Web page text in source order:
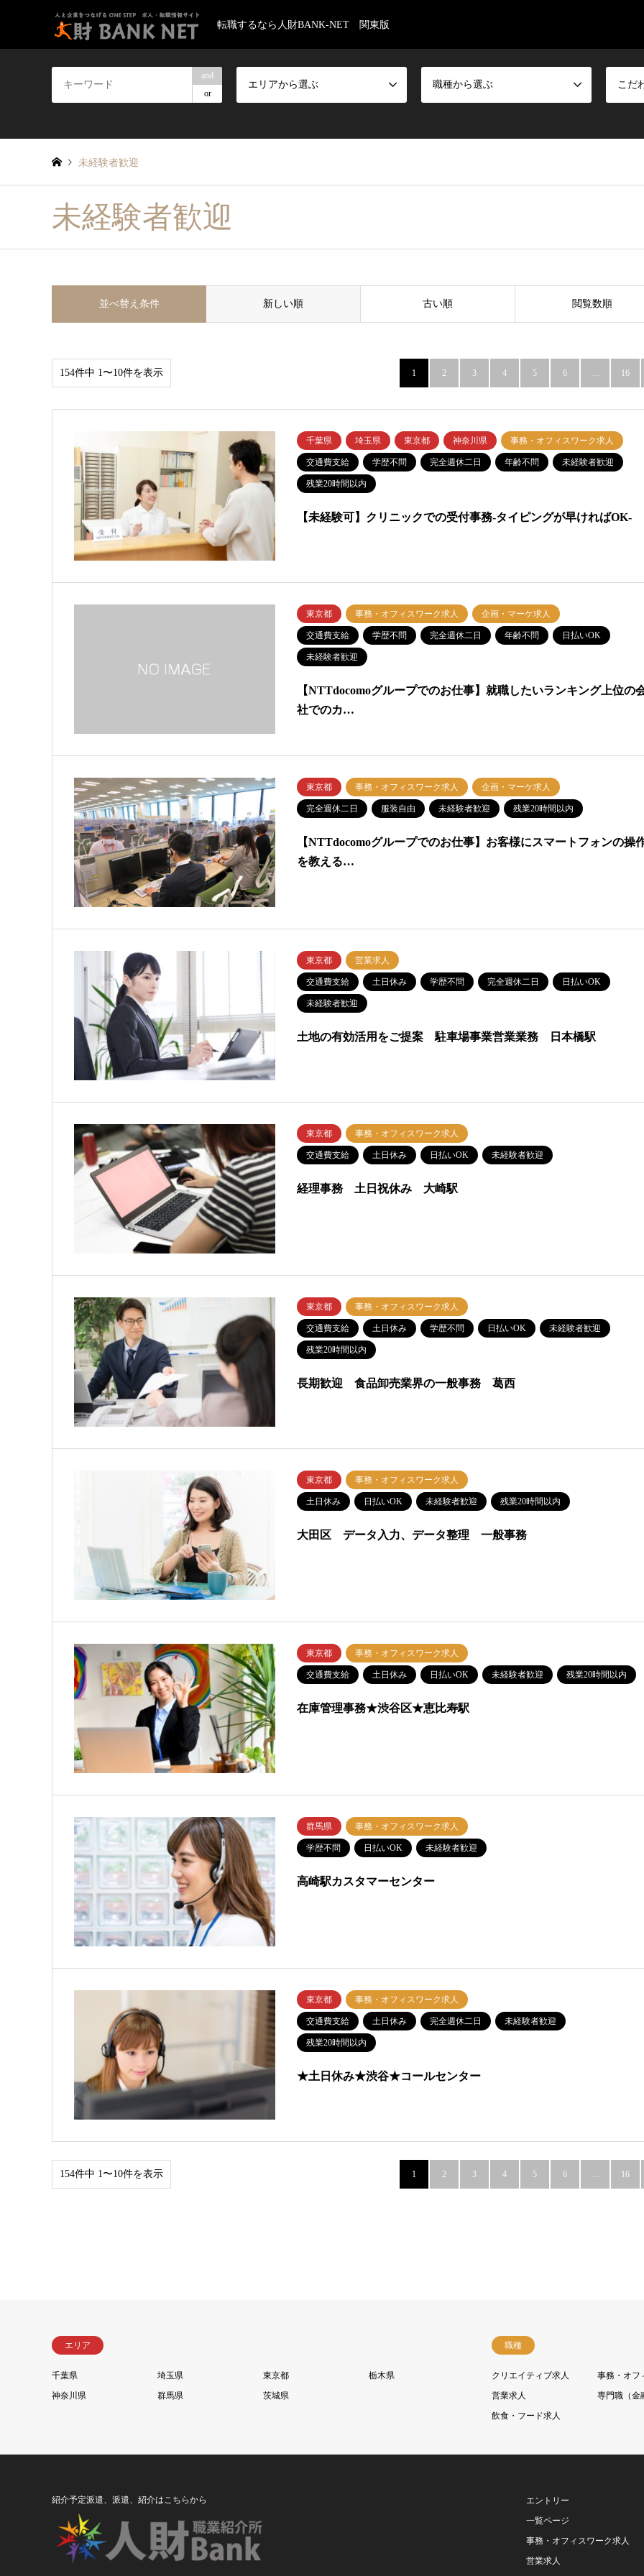
転職するなら人財BANK-NET 関東版
and
or
エリアから選ぶ 職種から選ぶ こだ
未経験者歓迎
未経験者歓迎
並べ替え条件 新しい順 古い順 閲覧数順
154件中 1〜10件を表示 1 2 3 4 5 6 … 16
千葉県 埼玉県 東京都 神奈川県 事務・オフィスワーク求人
交通費支給 学歴不問 完全週休二日 年齢不問 未経験者歓迎
残業20時間以内
【未経験可】クリニックでの受付事務-タイピングが早ければOK-
東京都 事務・オフィスワーク求人 企画・マーケ求人
交通費支給 学歴不問 完全週休二日 年齢不問 日払いOK
未経験者歓迎
【NTTdocomoグループでのお仕事】就職したいランキング上位の
社でのカ…
東京都 事務・オフィスワーク求人 企画・マーケ求人
完全週休二日 服装自由 未経験者歓迎 残業20時間以内
【NTTdocomoグループでのお仕事】お客様にスマートフォンの操
を教える…
東京都 営業求人
交通費支給 土日休み 学歴不問 完全週休二日 日払いOK
未経験者歓迎
土地の有効活用をご提案 駐車場事業営業業務 日本橋駅
東京都 事務・オフィスワーク求人
交通費支給 土日休み 日払いOK 未経験者歓迎
経理事務 土日祝休み 大崎駅
東京都 事務・オフィスワーク求人
交通費支給 土日休み 学歴不問 日払いOK 未経験者歓迎
残業20時間以内
長期歓迎 食品卸売業界の一般事務 葛西
東京都 事務・オフィスワーク求人
土日休み 日払いOK 未経験者歓迎 残業20時間以内
大田区 データ入力、データ整理 一般事務
東京都 事務・オフィスワーク求人
交通費支給 土日休み 日払いOK 未経験者歓迎 残業20時間以内
在庫管理事務★渋谷区★恵比寿駅
群馬県 事務・オフィスワーク求人
学歴不問 日払いOK 未経験者歓迎
高崎駅カスタマーセンター
東京都 事務・オフィスワーク求人
交通費支給 土日休み 完全週休二日 未経験者歓迎
残業20時間以内
★土日休み★渋谷★コールセンター
154件中 1〜10件を表示 1 2 3 4 5 6 … 16
エリア
千葉県 埼玉県 東京都
栃木県
神奈川県
群馬県 茨城県
職種
クリエイティブ求人
事務・オフ
営業求人
専門職（金
飲食・フード求人
紹介予定派遣、派遣、紹介はこちらから
エントリー
一覧ページ
事務・オフィスワーク求人
営業求人